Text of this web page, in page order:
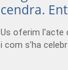
cendra.
Us oferim l'acte
i com s'ha